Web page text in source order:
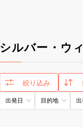
シルバー・ウ
絞り込み
出発日 目的地